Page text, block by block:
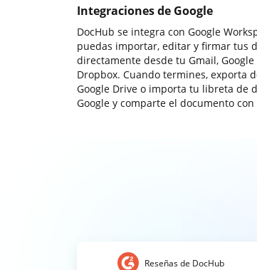
Integraciones de Google
DocHub se integra con Google
puedas importar, editar y firmar tus
directamente desde tu Gmail, Google
Dropbox. Cuando termines, exporta
Google Drive o importa tu libreta de
Google y comparte el documento
Reseñas de DocHub